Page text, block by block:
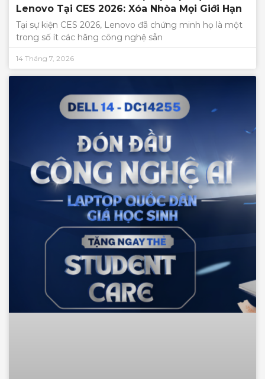
Lenovo Tại CES 2026: Xóa Nhòa Mọi Giới Hạn
Tại sự kiện CES 2026, Lenovo đã chứng minh họ là một
trong số ít các hãng công nghệ sẵn
14 Tháng 7, 2026